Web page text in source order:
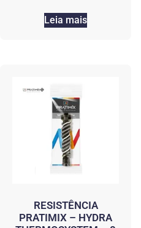
Leia mais
RESISTÊNCIA
PRATIMIX – HYDRA